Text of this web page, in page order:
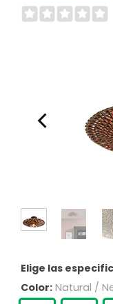
Elige las
Color: Natural /